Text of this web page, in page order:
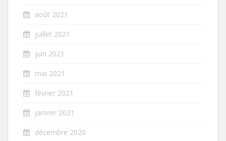
août 2021
juillet 2021
juin 2021
mai 2021
février 2021
janvier 2021
décembre 2020